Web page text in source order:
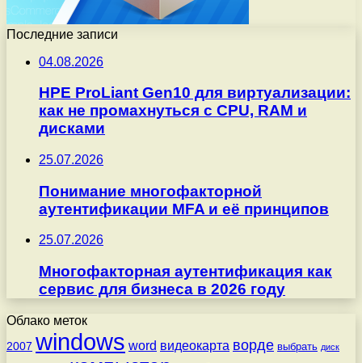
Последние записи
04.08.2026
HPE ProLiant Gen10 для виртуализации:
как не промахнуться с CPU, RAM и
дисками
25.07.2026
Понимание многофакторной
аутентификации MFA и её принципов
25.07.2026
Многофакторная аутентификация как
сервис для бизнеса в 2026 году
Облако меток
2007 windows word видеокарта ворде выбрать диск